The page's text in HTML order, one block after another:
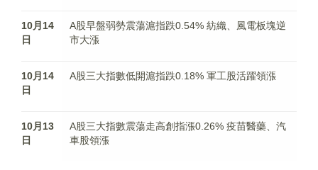
10月14
日
A股早盤弱勢震蕩滬指跌0.54% 紡織、風電板塊逆
市大漲
10月14
日
A股三大指數低開滬指跌0.18% 軍工股活躍領漲
10月13
日
A股三大指數震蕩走高創指漲0.26% 疫苗醫藥、汽
車股領漲